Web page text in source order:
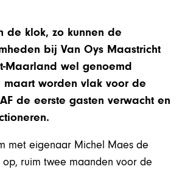
de klok, zo kunnen de
bij Van Oys Maastricht
Maarland wel genoemd
maart worden vlak voor de
de eerste gasten verwacht en
met eigenaar Michel Maes de
op, ruim twee maanden voor de